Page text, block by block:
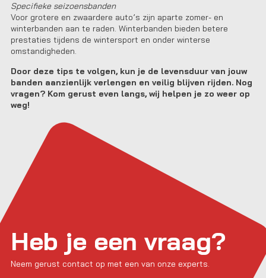
Specifieke seizoensbanden
Voor grotere en zwaardere auto’s zijn aparte zomer- en
winterbanden aan te raden. Winterbanden bieden betere
prestaties tijdens de wintersport en onder winterse
omstandigheden.
Door deze tips te volgen, kun je de levensduur van jouw
banden aanzienlijk verlengen en veilig blijven rijden. Nog
vragen? Kom gerust even langs, wij helpen je zo weer op
weg!
Heb je een vraag?
Neem gerust contact op met een van onze experts.